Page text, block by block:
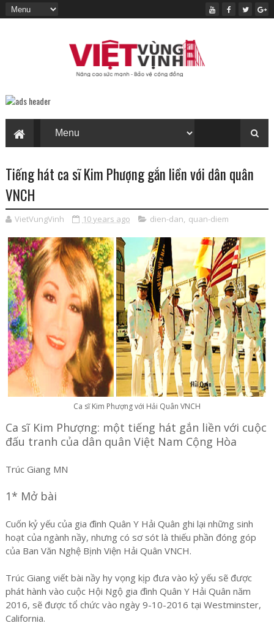
Tiếng hát ca sĩ Kim Phượng gắn liền với dân quân
VNCH
VietVungVinh 10 years ago dien-dan, quan-diem
Ca sĩ Kim Phượng với Hải Quân VNCH
Ca sĩ Kim Phượng: một tiếng hát gắn liền với cuộc
đấu tranh của dân quân Việt Nam Cộng Hòa
Trúc Giang MN
1* Mở bài
Cuốn kỷ yếu của gia đình Quân Y Hải Quân ghi lại những sinh
hoạt của ngành nầy, nhưng có sơ sót là thiếu phần đóng góp
của Ban Văn Nghệ Bịnh Viện Hải Quân VNCH.
Trúc Giang viết bài nầy hy vọng kịp đưa vào kỷ yếu sẽ được
phát hành vào cuộc Hội Ngộ gia đình Quân Y Hải Quân năm
2016, sẽ được tổ chức vào ngày 9-10-2016 tại Westminster,
California.